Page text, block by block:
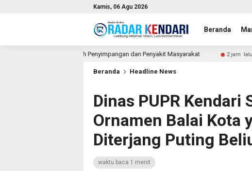
Kamis, 06 Agu 2026
Beranda
Pencegah Penyimpangan dan Penyakit Masyarakat 2 jam lalu Teguh Bela
Beranda Headline News
Dinas PUPR Kendari
Ornamen Balai Kota
Diterjang Puting
waktu baca 1 menit